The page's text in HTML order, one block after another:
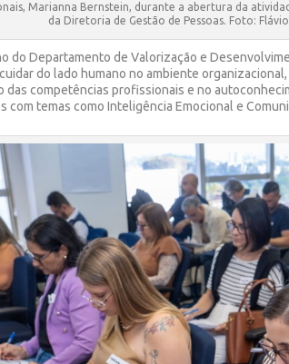
Marianna Bernstein, durante a abertura da
da Diretoria de Gestão de Pessoas. Foto:
do Departamento de Valorização e
do lado humano no ambiente
das competências profissionais e no
com temas como Inteligência Emocional e